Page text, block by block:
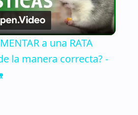
Video
a una RATA
la manera correcta? -